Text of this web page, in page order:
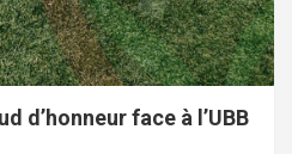
d’honneur face à l’UBB